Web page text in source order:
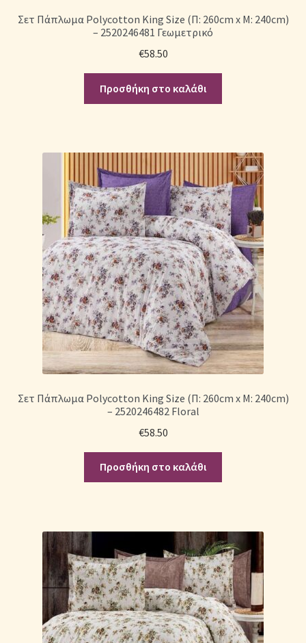
Σετ Πάπλωμα Polycotton King Size (Π: 260cm x Μ: 240cm)
– 2520246481 Γεωμετρικό
€58.50
Προσθήκη στο καλάθι
Σετ Πάπλωμα Polycotton King Size (Π: 260cm x Μ: 240cm)
– 2520246482 Floral
€58.50
Προσθήκη στο καλάθι